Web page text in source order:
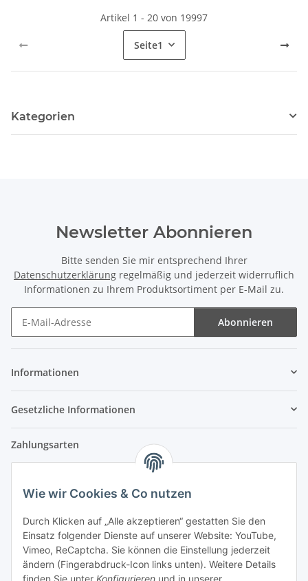
Wie wir Cookies & Co nutzen
Durch Klicken auf „Alle akzeptieren“ gestatten Sie den
Einsatz folgender Dienste auf unserer Website: YouTube,
Vimeo, ReCaptcha. Sie können die Einstellung jederzeit
ändern (Fingerabdruck-Icon links unten). Weitere Details
Artikel 1 - 20 von 19997
Seite1
Kategorien
Newsletter Abonnieren
Bitte senden Sie mir entsprechend Ihrer
Datenschutzerklärung regelmäßig und jederzeit widerruflich
Informationen zu Ihrem Produktsortiment per E-Mail zu.
Abonnieren
Informationen
Gesetzliche Informationen
Zahlungsarten
Versandpartner
Partner